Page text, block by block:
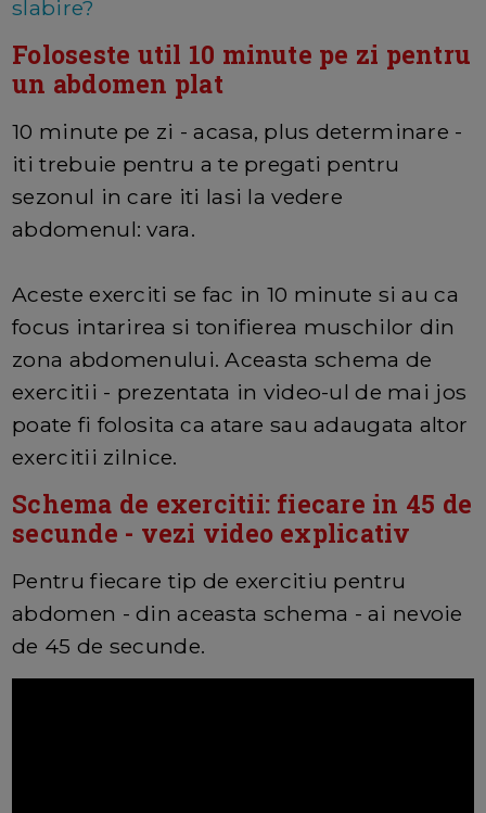
slabire?
Foloseste util 10 minute pe zi pentru
un abdomen plat
10 minute pe zi - acasa, plus determinare -
iti trebuie pentru a te pregati pentru
sezonul in care iti lasi la vedere
abdomenul: vara.
Aceste exerciti se fac in 10 minute si au ca
focus intarirea si tonifierea muschilor din
zona abdomenului. Aceasta schema de
exercitii - prezentata in video-ul de mai jos
poate fi folosita ca atare sau adaugata altor
exercitii zilnice.
Schema de exercitii: fiecare in 45 de
secunde - vezi video explicativ
Pentru fiecare tip de exercitiu pentru
abdomen - din aceasta schema - ai nevoie
de 45 de secunde.